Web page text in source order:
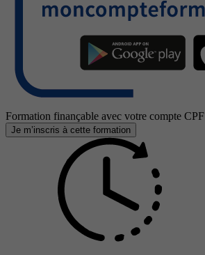
Formation finançable avec votre compte CPF
Je m’inscris à cette formation